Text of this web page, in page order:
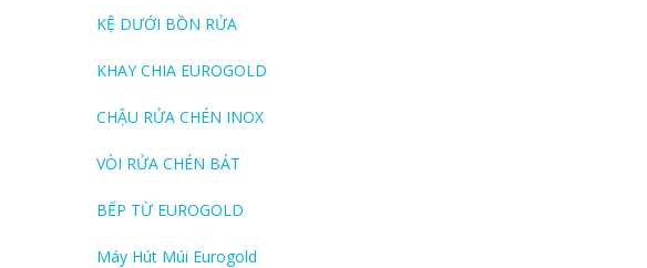
KỆ DƯỚI BỒN RỬA
KHAY CHIA EUROGOLD
CHẬU RỬA CHÉN INOX
VÒI RỬA CHÉN BÁT
BẾP TỪ EUROGOLD
Máy Hút Múi Eurogold